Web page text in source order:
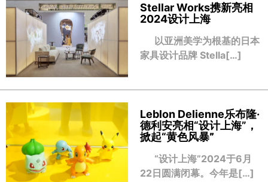
Stellar Works携新亮相
2024设计上海
以亚洲美学为根基的日本
家具设计品牌 Stella[…]
Leblon Delienne乐布隆·
德利安亮相“设计上海”，
掀起“黄色风暴”
“设计上海”2024于6月
22日圆满闭幕。今年是[…]